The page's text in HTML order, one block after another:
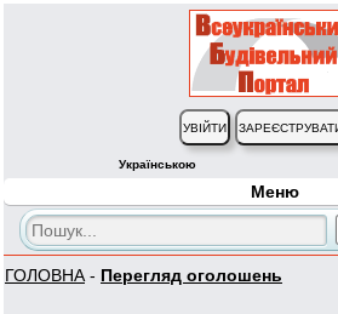
Українською
Меню
ГОЛОВНА - Перегляд оголошень